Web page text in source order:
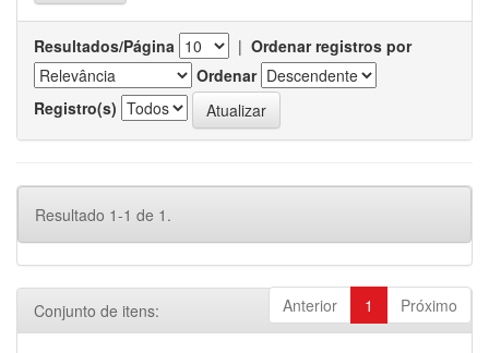
Resultados/Página | Ordenar registros por
Ordenar
Registro(s)
Resultado 1-1 de 1.
Anterior 1 Próximo
Conjunto de itens: